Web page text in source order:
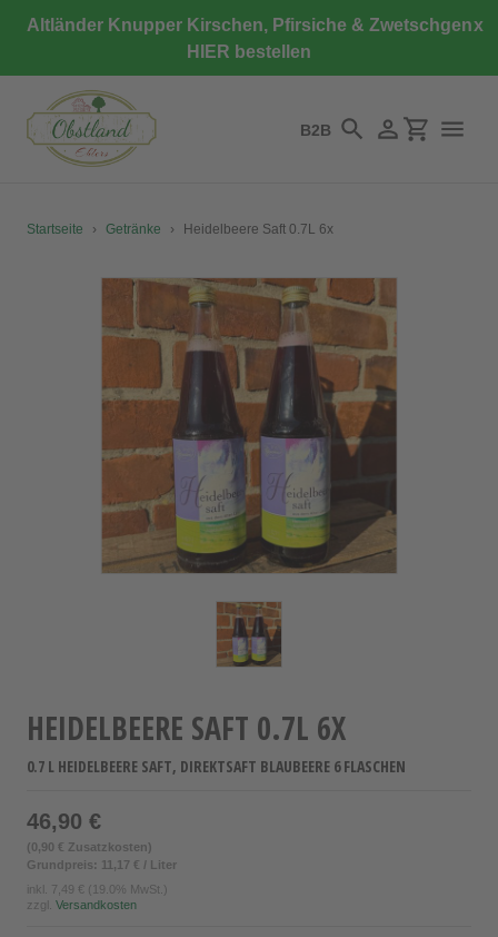
zumAltländer Knupper Kirschen, Pfirsiche & Zwetschgen
HIER bestellen
x
B2B SuchenEinloggen
Startseite › Getränke › Heidelbeere Saft 0.7L 6x
HEIDELBEERE SAFT 0.7L 6X
0.7 L HEIDELBEERE SAFT, DIREKTSAFT BLAUBEERE 6 FLASCHEN
46,90 €
(0,90 € Zusatzkosten)
Grundpreis: 11,17 € / Liter
inkl. 7,49 € (19.0% MwSt.)
zzgl. Versandkosten